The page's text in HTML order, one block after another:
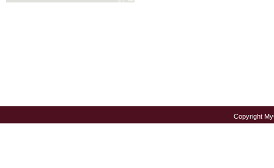
Copyright